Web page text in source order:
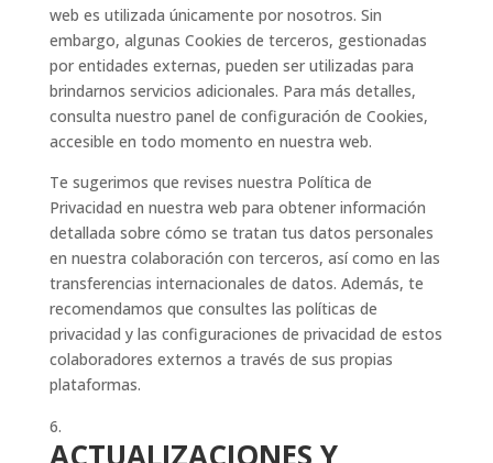
web es utilizada únicamente por nosotros. Sin
embargo, algunas Cookies de terceros, gestionadas
por entidades externas, pueden ser utilizadas para
brindarnos servicios adicionales. Para más detalles,
consulta nuestro panel de configuración de Cookies,
accesible en todo momento en nuestra web.
Te sugerimos que revises nuestra Política de
Privacidad en nuestra web para obtener información
detallada sobre cómo se tratan tus datos personales
en nuestra colaboración con terceros, así como en las
transferencias internacionales de datos. Además, te
recomendamos que consultes las políticas de
privacidad y las configuraciones de privacidad de estos
colaboradores externos a través de sus propias
plataformas.